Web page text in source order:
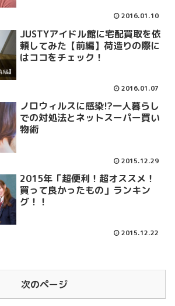
2016.01.10
JUSTYアイドル館に宅配買取を依
頼してみた【前編】荷造りの際に
はココをチェック！
2016.01.07
ノロウィルスに感染!?一人暮らし
での対処法とネットスーパー買い
物術
2015.12.29
2015年「超便利！超オススメ！
買って良かったもの」ランキン
グ！！
2015.12.22
次のページ